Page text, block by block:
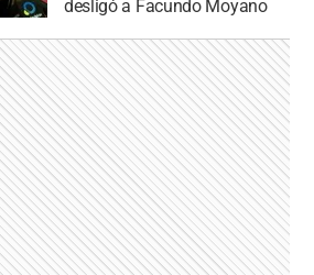
desligó a Facundo Moyano